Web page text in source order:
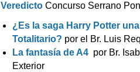
Veredicto Concurso Serrano
¿Es la saga Harry Potter
Totalitario? por el Br. Luis
La fantasía de A4 por Br.
Exterior